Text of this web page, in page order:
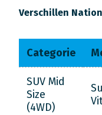
Verschillen
Categorie
SUV Mid
Size
(4WD)